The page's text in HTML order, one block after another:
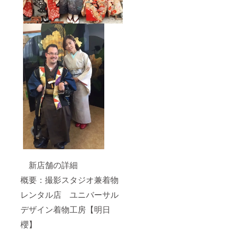
新店舗の詳細
概要：撮影スタジオ兼着物
レンタル店 ユニバーサル
デザイン着物工房【明日
櫻】